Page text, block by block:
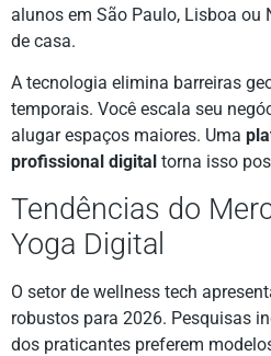
alunos em São Paulo, Lisboa ou
de casa.
A tecnologia elimina barreiras
temporais. Você escala seu
alugar espaços maiores. Uma
profissional digital torna isso
Tendências do
Yoga Digital
O setor de wellness tech
robustos para 2026. Pesquisas
dos praticantes preferem